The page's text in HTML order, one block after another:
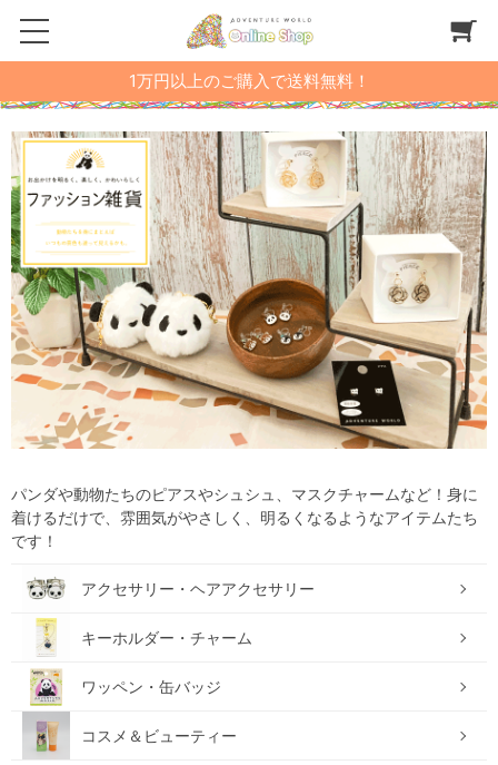
1万円以上のご購入で送料無料！
パンダや動物たちのピアスやシュシュ、マスクチャームなど！身に
着けるだけで、雰囲気がやさしく、明るくなるようなアイテムたち
です！
アクセサリー・ヘアアクセサリー
キーホルダー・チャーム
ワッペン・缶バッジ
コスメ＆ビューティー